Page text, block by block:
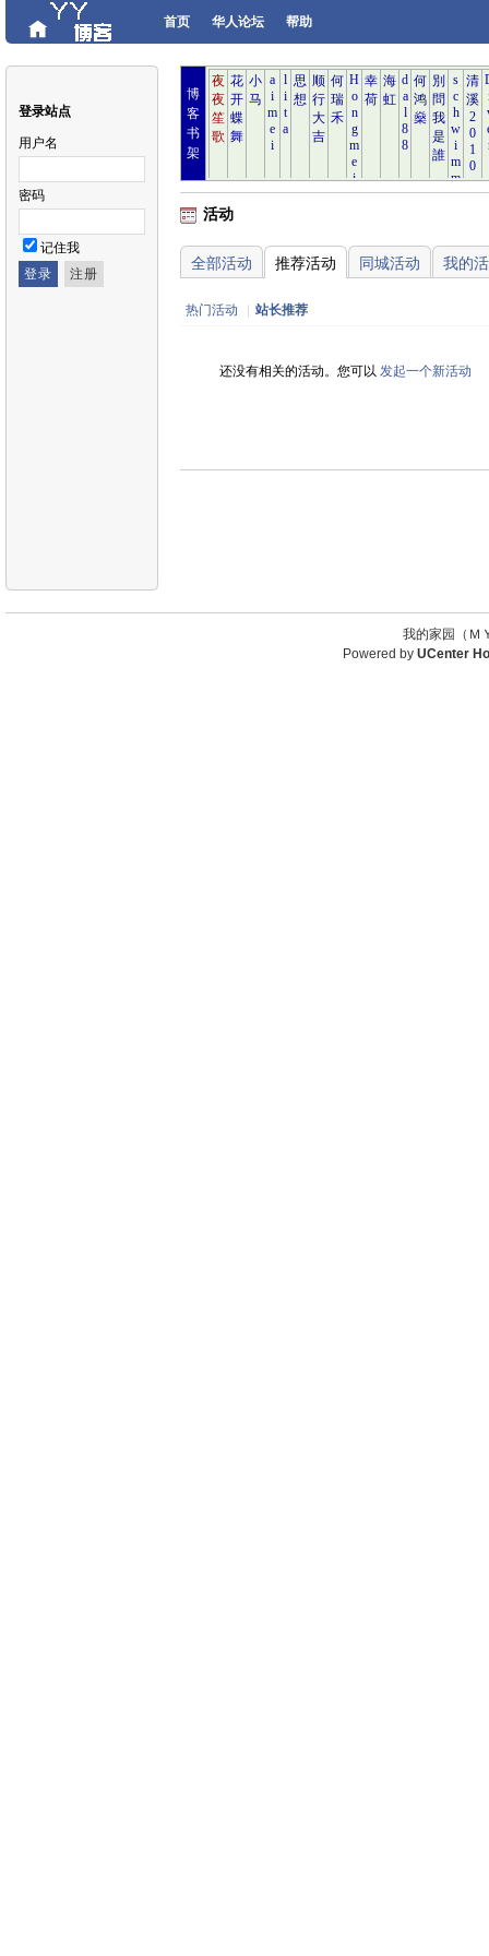
首页 华人论坛 帮助
登录站点
用户名
密码
记住我
博
客
书
架
活动
全部活动 推荐活动 同城活动 我的
热门活动 站长推荐
还没有相关的活动。您可以 发起一个新活动
我的家园（
Powered by UCenter